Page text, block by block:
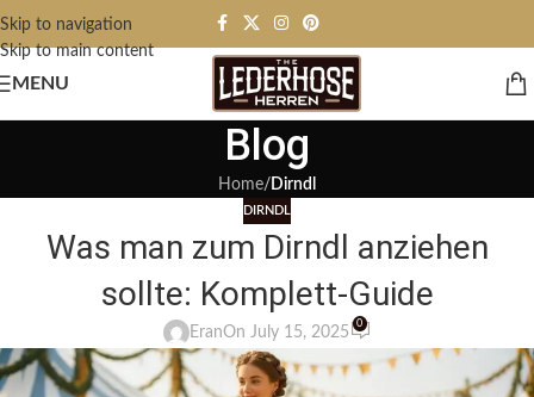
Skip to navigation
Skip to main content
MENU
Blog
Home/ Dirndl
DIRNDL
Was man zum Dirndl anziehen
sollte: Komplett-Guide
EranOn July 15, 2025
0